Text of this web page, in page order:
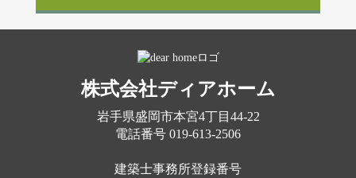
株式会社ディアホーム
岩手県盛岡市本宮4丁目44-22
電話番号 019-613-2506
建築士事務所登録番号